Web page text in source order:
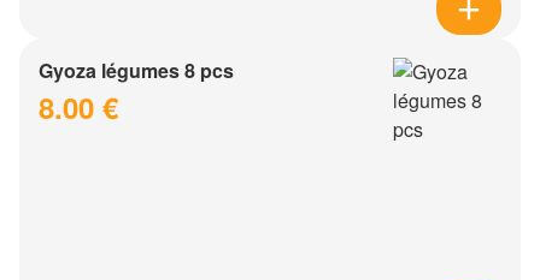
Gyoza légumes 8 pcs
8.00 €